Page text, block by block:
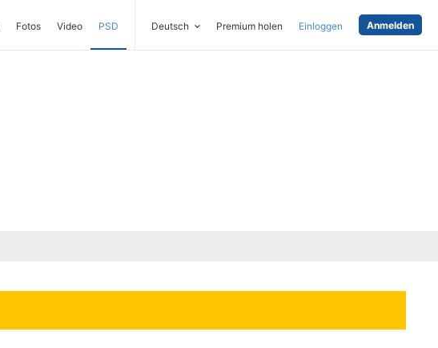
Fotos Video PSD Deutsch Premium holen Einloggen Anmelden